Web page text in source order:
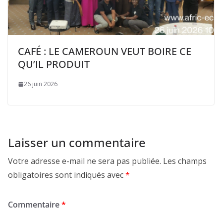
CAFÉ : LE CAMEROUN VEUT BOIRE CE
QU’IL PRODUIT
26 juin 2026
Laisser un commentaire
Votre adresse e-mail ne sera pas publiée. Les champs
obligatoires sont indiqués avec*
Commentaire*